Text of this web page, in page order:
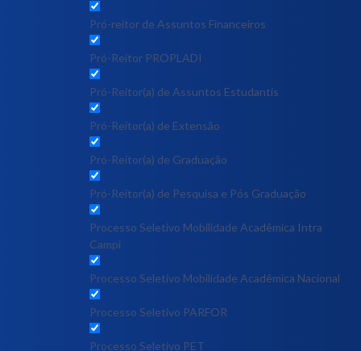
Pró-reitor de Assuntos Financeiros
Pró-Reitor PROPLADI
Pró-Reitor(a) de Assuntos Estudantis
Pró-Reitor(a) de Extensão
Pró-Reitor(a) de Graduação
Pró-Reitor(a) de Pesquisa e Pós Graduação
Processo Seletivo Mobilidade Acadêmica Intra
Campi
Processo Seletivo Mobilidade Acadêmica Nacional
Processo Seletivo PARFOR
Processo Seletivo PET